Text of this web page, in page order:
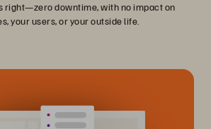
right—zero downtime, with no impact on
your users, or your outside life.